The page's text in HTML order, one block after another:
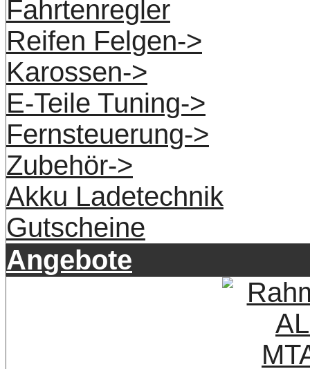
Fahrtenregler
Reifen Felgen->
Karossen->
E-Teile Tuning->
Fernsteuerung->
Zubehör->
Akku Ladetechnik
Gutscheine
Angebote